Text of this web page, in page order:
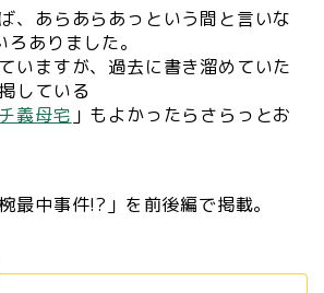
、あらあらあっという間と言いな
ありました。
いますが、過去に書き溜めていた
している
義母宅 」もよかったらさらっとお
最中事件!?」を前後編で掲載。